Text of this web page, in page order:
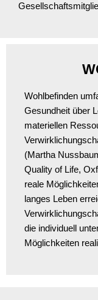
Wohlbefinden
Gesundheit über
materiellen
(Martha
Quality of Life,
reale
langes Leben
die individuell
Möglichkeiten